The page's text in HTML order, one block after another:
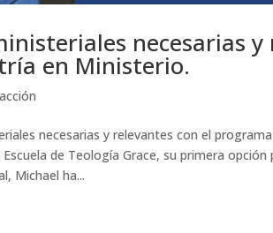
necesarias y
en Ministerio.
necesarias y relevantes con el
de Teología Grace, su primera
Michael ha...